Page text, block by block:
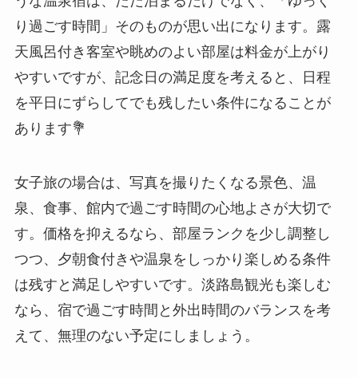
り過ごす時間」そのものが思い出になります。露
天風呂付き客室や眺めのよい部屋は料金が上がり
やすいですが、記念日の満足度を考えると、日程
を平日にずらしてでも残したい条件になることが
あります💐
女子旅の場合は、写真を撮りたくなる景色、温
泉、食事、館内で過ごす時間の心地よさが大切で
す。価格を抑えるなら、部屋ランクを少し調整し
つつ、夕朝食付きや温泉をしっかり楽しめる条件
は残すと満足しやすいです。淡路島観光も楽しむ
なら、宿で過ごす時間と外出時間のバランスを考
えて、無理のない予定にしましょう。